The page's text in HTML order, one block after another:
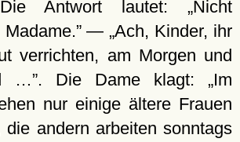
Antwort lautet:
Nicht
Madame. — Ach, Kinder, ihr
verrichten, am Morgen und
… . Die Dame klagt:
Im
nur einige ältere Frauen
die andern arbeiten sonntags